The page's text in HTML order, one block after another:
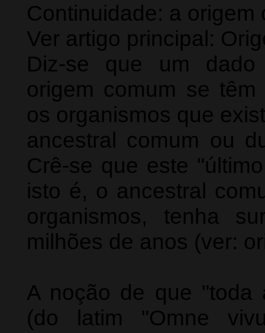
Continuidade: a
Ver artigo principal:
Diz-se que um
origem comum se
os organismos que
ancestral comum ou
Crê-se que este
isto é, o ancestral
organismos, tenha
milhões de anos (ver:
A noção de que "toda
(do latim "Omne